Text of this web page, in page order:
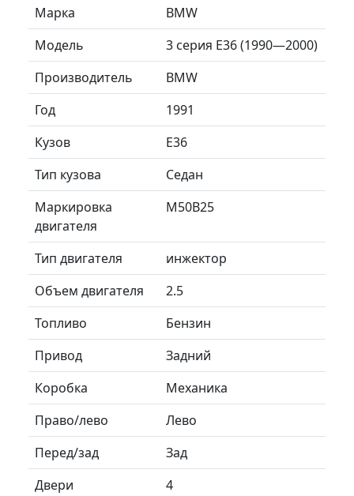
Марка
BMW
Модель
3 серия E36 (1990—2000)
Производитель
BMW
Год
1991
Кузов
E36
Тип кузова
Седан
Маркировка
двигателя
M50B25
Тип двигателя
инжектор
Объем двигателя
2.5
Топливо
Бензин
Привод
Задний
Коробка
Механика
Право/лево
Лево
Перед/зад
Зад
Двери
4